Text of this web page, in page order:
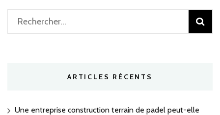
Rechercher :
ARTICLES RÉCENTS
Une entreprise construction terrain de padel peut-elle